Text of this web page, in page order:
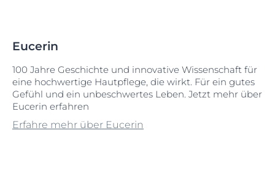
Eucerin
100 Jahre Geschichte und innovative Wissenschaft für
eine hochwertige Hautpflege, die wirkt. Für ein gutes
Gefühl und ein unbeschwertes Leben. Jetzt mehr über
Eucerin erfahren
Erfahre mehr über Eucerin